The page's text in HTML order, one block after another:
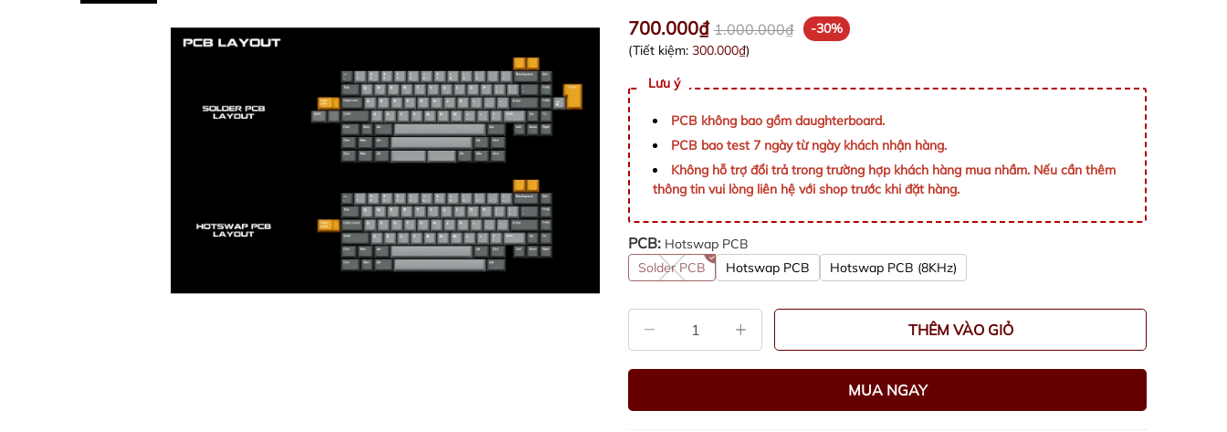
700.000₫ 1.000.000₫
-30%
(Tiết kiệm: 300.000₫)
Lưu ý
PCB không bao gồm daughterboard.
PCB bao test 7 ngày từ ngày khách nhận hàng.
Không hỗ trợ đổi trả trong trường hợp khách hàng mua nhầm. Nếu cần thêm
thông tin vui lòng liên hệ với shop trước khi đặt hàng.
PCB: Hotswap PCB
Solder PCB
Hotswap PCB Hotswap PCB (8KHz)
THÊM VÀO GIỎ
MUA NGAY